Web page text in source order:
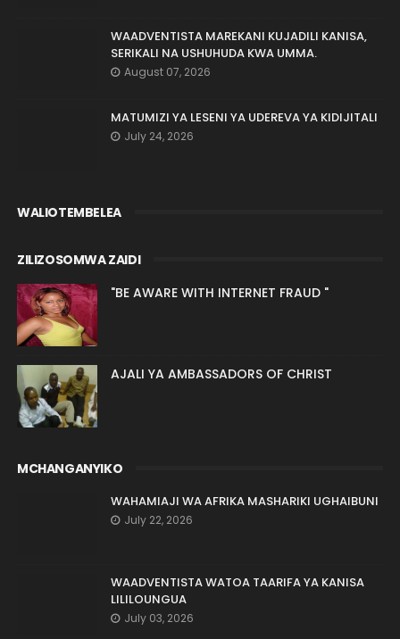
WAADVENTISTA MAREKANI KUJADILI KANISA,
SERIKALI NA USHUHUDA KWA UMMA.
August 07, 2026
MATUMIZI YA LESENI YA UDEREVA YA KIDIJITALI
July 24, 2026
WALIOTEMBELEA
ZILIZOSOMWA ZAIDI
"BE AWARE WITH INTERNET FRAUD "
AJALI YA AMBASSADORS OF CHRIST
MCHANGANYIKO
WAHAMIAJI WA AFRIKA MASHARIKI UGHAIBUNI
July 22, 2026
WAADVENTISTA WATOA TAARIFA YA KANISA
LILILOUNGUA
July 03, 2026